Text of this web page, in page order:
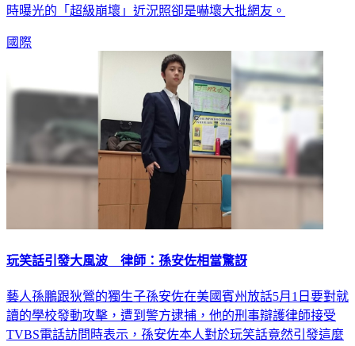
時曝光的「超級崩壞」近況照卻是嚇壞大批網友。
國際
玩笑話引發大風波 律師：孫安佐相當驚訝
藝人孫鵬跟狄鶯的獨生子孫安佐在美國賓州放話5月1日要對就
讀的學校發動攻擊，遭到警方逮捕，他的刑事辯護律師接受
TVBS電話訪問時表示，孫安佐本人對於玩笑話竟然引發這麼